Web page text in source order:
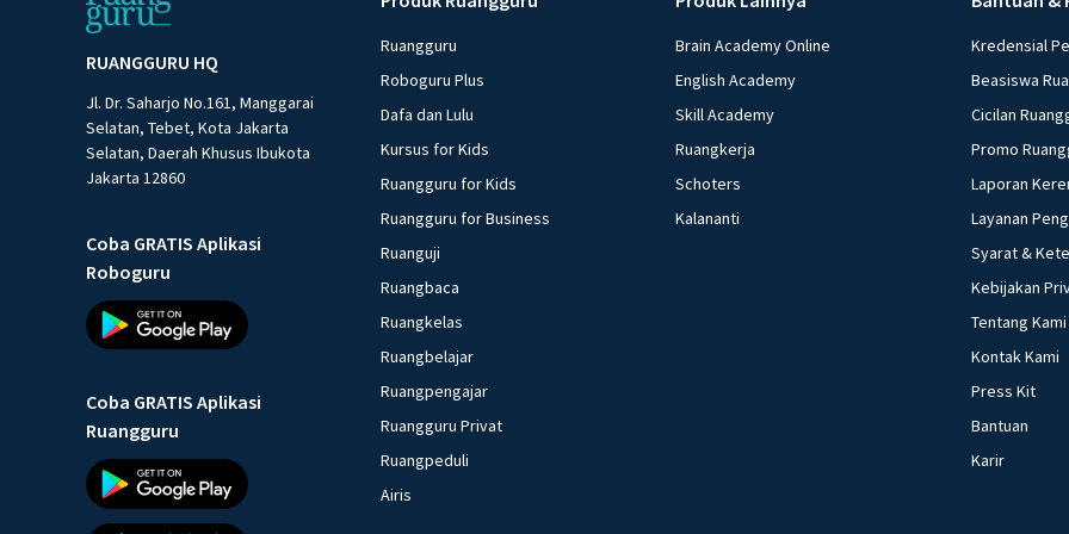
RUANGGURU HQ
Jl. Dr. Saharjo No.161, Manggarai
Selatan, Tebet, Kota Jakarta
Selatan, Daerah Khusus Ibukota
Jakarta 12860
Coba GRATIS Aplikasi
Roboguru
Coba GRATIS Aplikasi
Ruangguru
Ruangguru
Roboguru Plus
Dafa dan Lulu
Kursus for Kids
Ruangguru for Kids
Ruangguru for Business
Ruanguji
Ruangbaca
Ruangkelas
Ruangbelajar
Ruangpengajar
Ruangguru Privat
Ruangpeduli
Airis
Brain Academy Online
English Academy
Skill Academy
Ruangkerja
Schoters
Kalananti
Kredensial
Beasiswa
Cicilan
Promo
Laporan
Layanan
Syarat &
Kebijakan
Tentang Kami
Kontak Kami
Press Kit
Bantuan
Karir